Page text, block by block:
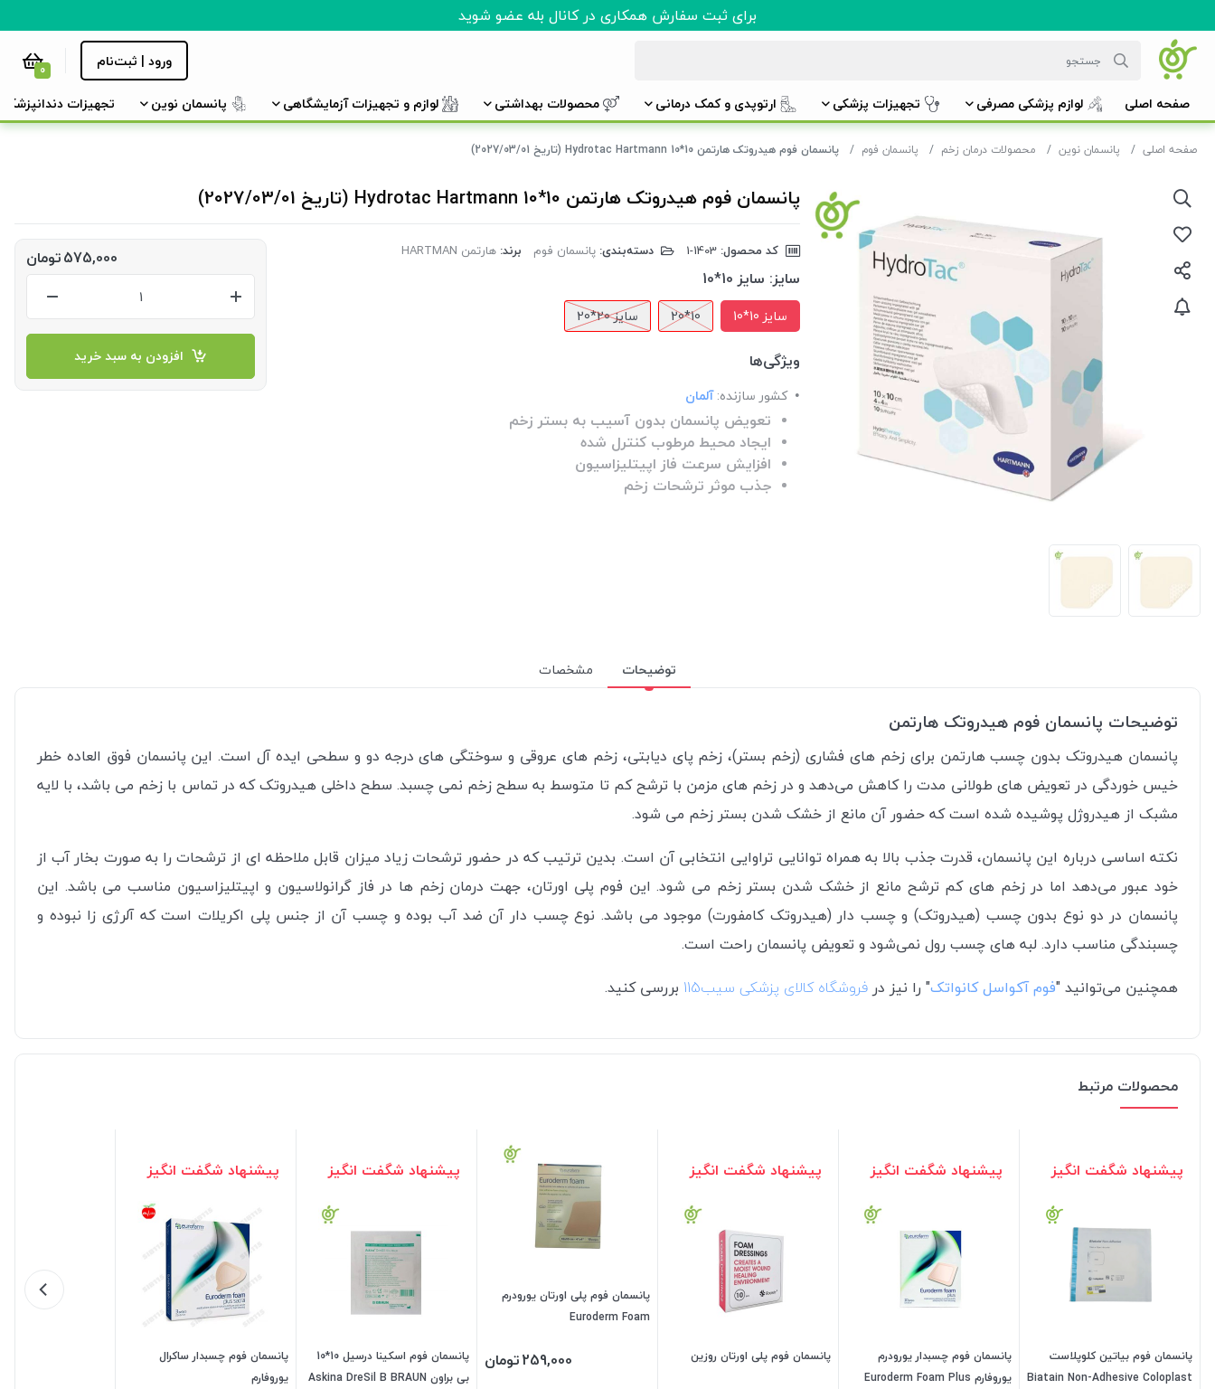
برای ثبت سفارش همکاری در کانال بله عضو شوید
ورود | ثبت‌نام 0
صفحه اصلی لوازم پزشکی مصرفی تجهیزات پزشکی ارتوپدی و کمک درمانی محصولات بهداشتی لوازم و تجهیزات آزمایشگاهی پانسمان نوین تجهیزات دندانپزشکی
صفحه اصلی پانسمان نوین محصولات درمان زخم پانسمان فوم پانسمان فوم هیدروتک هارتمن 10*10 Hydrotac Hartmann (تاریخ 2027/03/01)
پانسمان فوم هیدروتک هارتمن 10*10 Hydrotac Hartmann (تاریخ 2027/03/01)
کد محصول: دسته‌بندی: پانسمان فوم برند: هارتمن HARTMAN
سایز: سایز 10*10
سایز 10*10 10*20 سایز 20*20
ویژگی‌ها
کشور سازنده:آلمان
تعویض پانسمان بدون آسیب به بستر زخم
ایجاد محیط مرطوب کنترل شده
افزایش سرعت فازاپیتلیزاسیون
جذب موثر ترشحات زخم
575,000تومان
افزودن به سبد خرید
توضیحات مشخصات
توضیحات پانسمان فوم هیدروتک هارتمن
پانسمان هیدروتک بدون چسب هارتمن برای زخم های فشاری (زخم بستر)، زخم پای دیابتی، زخم های عروقی و سوختگی های درجه دو و سطحی ایده آل است. این پانسمان فوق العاده خطر
خیس خوردگی در تعویض های طولانی مدت را کاهش می‌دهد و در زخم های مزمن با ترشح کم تا متوسط به سطح زخم نمی چسبد. سطح داخلی هیدروتک که در تماس با زخم می باشد، با لایه
مشبک از هیدروژل پوشیده شده است که حضور آن مانع از خشک شدن بستر زخم می شود.
نکته اساسی درباره این پانسمان، قدرت جذب بالا به همراه توانایی تراوایی انتخابی آن است. بدین ترتیب که در حضور ترشحات زیاد میزان قابل ملاحظه ای از ترشحات را به صورت بخار آب از
خود عبور می‌دهد اما در زخم های کم ترشح مانع از خشک شدن بستر زخم می شود. این فوم پلی اورتان، جهت درمان زخم ها در فاز گرانولاسیون و اپیتلیزاسیون مناسب می باشد. این
پانسمان در دو نوع بدون چسب (هیدروتک) و چسب دار (هیدروتک کامفورت) موجود می باشد. نوع چسب دار آن ضد آب بوده و چسب آن از جنس پلی اکریلات است که آلرژی زا نبوده و
چسبندگی مناسب دارد. لبه های چسب رول نمی‌شود و تعویض پانسمان راحت است.
همچنین می‌توانید "فوم آکواسل کانواتک" را نیز در فروشگاه کالای پزشکی سیب115 بررسی کنید.
محصولات مرتبط
پیشنهاد شگفت انگیز
پانسمان فوم بیاتین کلوپلاست
Biatain Non-Adhesive Coloplast
پیشنهاد شگفت انگیز
پانسمان فوم چسبدار یورودرم
یوروفارم Euroderm Foam Plus
پیشنهاد شگفت انگیز
پانسمان فوم پلی اورتان روزین
پانسمان فوم پلی اورتان یورودرم
Euroderm Foam
259,000تومان
پیشنهاد شگفت انگیز
پانسمان فوم اسکینا درسیل 10*10
بی براون Askina DreSil B BRAUN
پیشنهاد شگفت انگیز
پانسمان فوم چسبدار ساکرال
یوروفارم